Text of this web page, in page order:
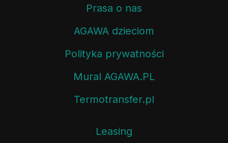
Prasa o nas
AGAWA dzieciom
Polityka prywatności
Mural AGAWA.PL
Termotransfer.pl
Leasing